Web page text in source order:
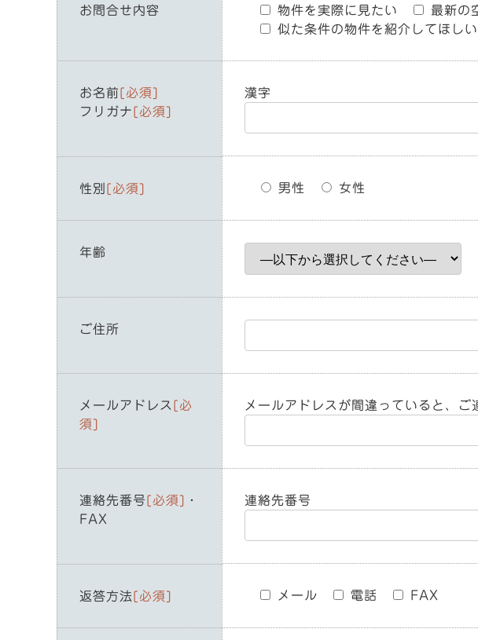
お問合せ内容 物件を実際に見たい 最新の
似た条件の物件を紹介してほしい
お名前[必須]
フリガナ[必須]
漢字
性別 [必須] 男性 女性
年齢
ご住所
メールアドレス [必
須]
メールアドレスが間違っていると、
連絡先番号[必須] ・
FAX
連絡先番号
返答方法[必須] メール 電話 FAX